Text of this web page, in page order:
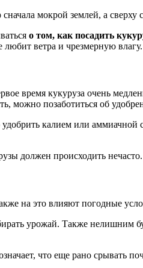
мокрой землей, а сверху
о том, как посадить
любит ветра и чрезмерную
время кукуруза очень
можно позаботиться об
калием или аммиачной
должен происходить нечасто.
на это влияют погодные
урожай. Также
что еще рано срывать